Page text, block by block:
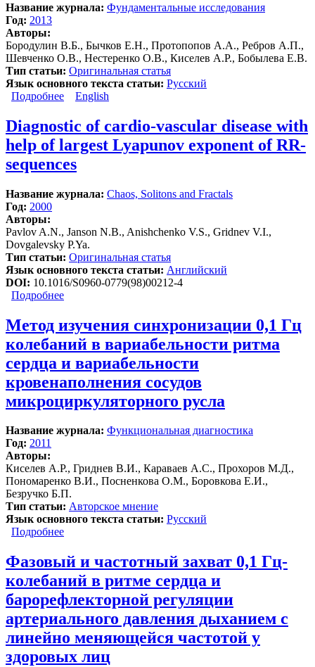
Название журнала: Фундаментальные исследования
Год: 2013
Авторы:
Бородулин В.Б., Бычков Е.Н., Протопопов А.А., Ребров А.П.,
Шевченко О.В., Нестеренко О.В., Киселев А.Р., Бобылева Е.В.
Тип статьи: Оригинальная статья
Язык основного текста статьи: Русский
Подробнее о Эритропоэтин – маркер хронической болезни
English
Diagnostic of cardio-vascular disease with
help of largest Lyapunov exponent of RR-
sequences
Название журнала: Chaos, Solitons and Fractals
Год: 2000
Авторы:
Pavlov A.N., Janson N.B., Anishchenko V.S., Gridnev V.I.,
Dovgalevsky P.Ya.
Тип статьи: Оригинальная статья
Язык основного текста статьи: Английский
DOI: 10.1016/S0960-0779(98)00212-4
Подробнее
Метод изучения синхронизации 0,1 Гц
колебаний в вариабельности ритма
сердца и вариабельности
кровенаполнения сосудов
микроциркуляторного русла
Название журнала: Функциональная диагностика
Год: 2011
Авторы:
Киселев А.Р., Гриднев В.И., Караваев А.С., Прохоров М.Д.,
Пономаренко В.И., Посненкова О.М., Боровкова Е.И.,
Безручко Б.П.
Тип статьи: Авторское мнение
Язык основного текста статьи: Русский
Подробнее
кровенаполнения сосудов микроциркуляторного
русла
Фазовый и частотный захват 0,1 Гц-
колебаний в ритме сердца и
барорефлекторной регуляции
артериального давления дыханием с
линейно меняющейся частотой у
здоровых лиц